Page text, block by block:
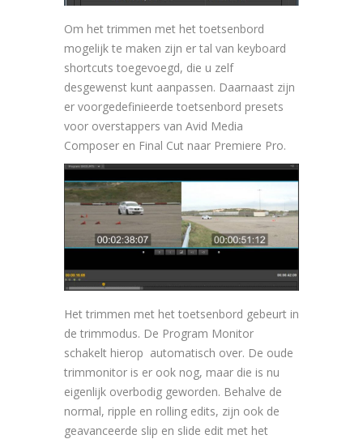
Om het trimmen met het toetsenbord
mogelijk te maken zijn er tal van keyboard
shortcuts toegevoegd, die u zelf
desgewenst kunt aanpassen. Daarnaast zijn
er voorgedefinieerde toetsenbord presets
voor overstappers van Avid Media
Composer en Final Cut naar Premiere Pro.
Het trimmen met het toetsenbord gebeurt in
de trimmodus. De Program Monitor
schakelt hierop automatisch over. De oude
trimmonitor is er ook nog, maar die is nu
eigenlijk overbodig geworden. Behalve de
normal, ripple en rolling edits, zijn ook de
geavanceerde slip en slide edit met het